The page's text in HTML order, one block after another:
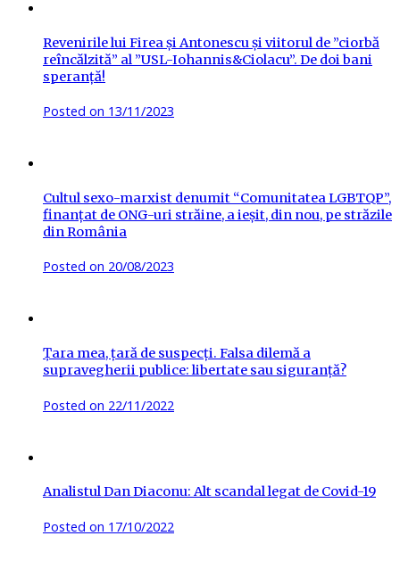
Revenirile lui Firea și Antonescu și viitorul de ”ciorbă
reîncălzită” al ”USL-Iohannis&Ciolacu”. De doi bani
speranță!
Posted on 13/11/2023
Cultul sexo-marxist denumit “Comunitatea LGBTQP”,
finanțat de ONG-uri străine, a ieșit, din nou, pe străzile
din România
Posted on 20/08/2023
Țara mea, țară de suspecți. Falsa dilemă a
supravegherii publice: libertate sau siguranță?
Posted on 22/11/2022
Analistul Dan Diaconu: Alt scandal legat de Covid-19
Posted on 17/10/2022